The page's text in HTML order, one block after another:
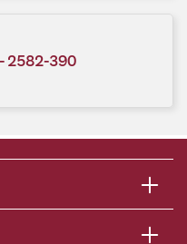
2582-390